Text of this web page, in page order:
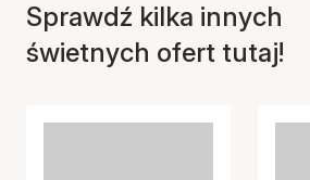
Przedmiot został dodany
do koszyka
Sprawdź kilka innych
świetnych ofert tutaj!